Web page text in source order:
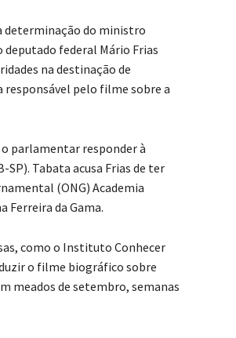
determinação do ministro
deputado federal Mário Frias
na destinação de
pelo filme sobre a
parlamentar responder à
Tabata acusa Frias de ter
(ONG) Academia
Ferreira da Gama.
como o Instituto Conhecer
o filme biográfico sobre
meados de setembro, semanas